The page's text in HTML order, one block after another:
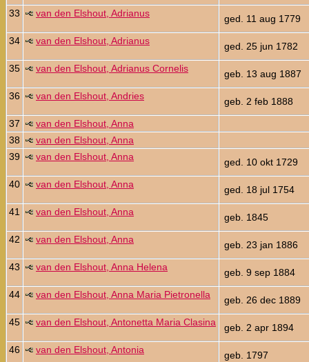
33
van den Elshout, Adrianus
ged. 11 aug 1779
34
van den Elshout, Adrianus
ged. 25 jun 1782
35
van den Elshout, Adrianus Cornelis
geb. 13 aug 1887
36
van den Elshout, Andries
geb. 2 feb 1888
37
van den Elshout, Anna
38
van den Elshout, Anna
39
van den Elshout, Anna
ged. 10 okt 1729
40
van den Elshout, Anna
ged. 18 jul 1754
41
van den Elshout, Anna
geb. 1845
42
van den Elshout, Anna
geb. 23 jan 1886
43
van den Elshout, Anna Helena
geb. 9 sep 1884
44
van den Elshout, Anna Maria Pietronella
geb. 26 dec 1889
45
van den Elshout, Antonetta Maria Clasina
geb. 2 apr 1894
46
van den Elshout, Antonia
geb. 1797